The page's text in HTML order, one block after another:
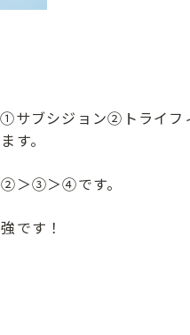
①サブシジョン②トライ
す。
＞③＞④です。
です！